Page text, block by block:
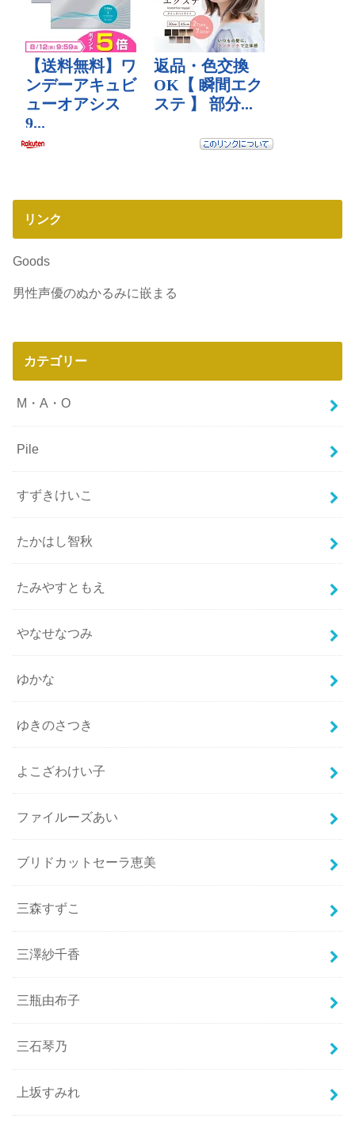
リンク
Goods
男性声優のぬかるみに嵌まる
カテゴリー
M・A・O
Pile
すずきけいこ
たかはし智秋
たみやすともえ
やなせなつみ
ゆかな
ゆきのさつき
よこざわけい子
ファイルーズあい
ブリドカットセーラ恵美
三森すずこ
三澤紗千香
三瓶由布子
三石琴乃
上坂すみれ